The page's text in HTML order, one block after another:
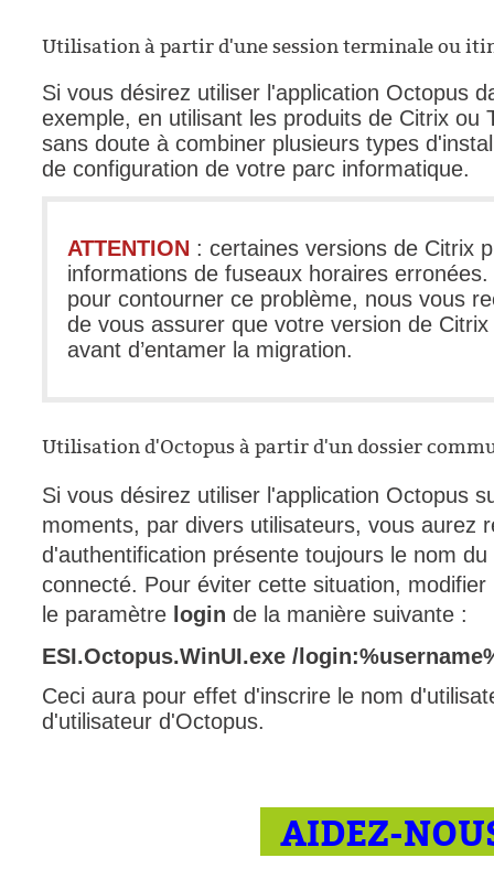
Utilisation à partir d'une session terminale ou
Si vous désirez utiliser l'application Octopus
exemple, en utilisant les produits de Citrix ou
sans doute à combiner plusieurs types
de configuration de votre parc informatique.
ATTENTION : certaines versions de Citrix
informations de fuseaux horaires
pour contourner ce problème, nous vous
de vous assurer que votre version de
avant d’entamer la migration.
Utilisation d'Octopus à partir d'un dossier
Si vous désirez utiliser l'application Octopus
moments, par divers utilisateurs, vous aurez
d'authentification présente toujours le nom
connecté. Pour éviter cette situation,
le paramètre login de la manière suivante :
ESI.Octopus.WinUI.exe /
Ceci aura pour effet d'inscrire le nom
d'utilisateur d'Octopus.
AIDEZ-